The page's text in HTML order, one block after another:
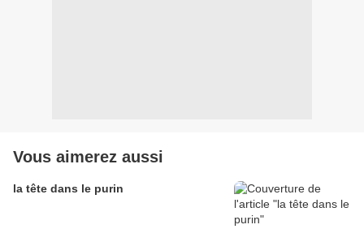
Vous aimerez aussi
la tête dans le purin